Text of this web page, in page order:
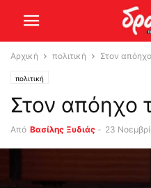
Αρχική πολιτική Στον
πολιτική
Στον απόηχο
Από Βασίλης Ξυδιάς - 23